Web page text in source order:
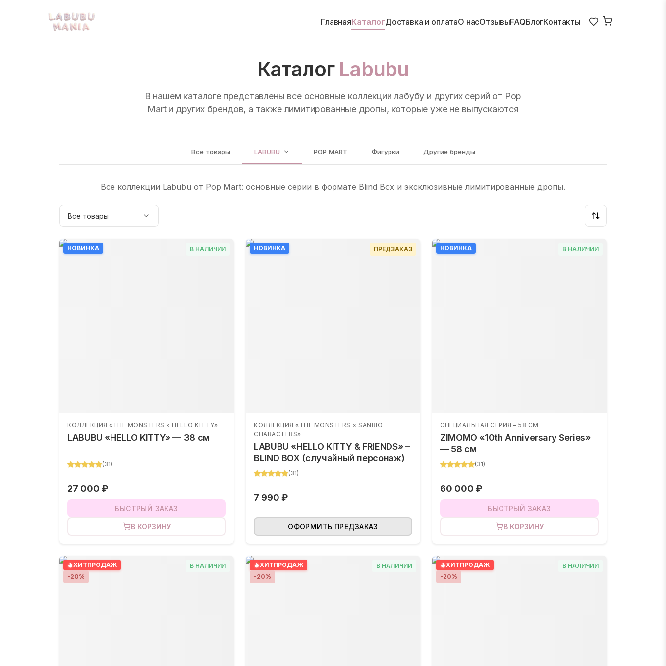
ГлавнаяКаталогДоставка и оплатаО насОтзывыFAQБлогКонтакты
Каталог Labubu
В нашем каталоге представлены все основные коллекции лабубу и других серий от Pop
Mart и других брендов, а также лимитированные дропы, которые уже не выпускаются
Все товары LABUBU POP MART Фигурки Другие бренды
Все коллекции Labubu от Pop Mart: основные серии в формате Blind Box и эксклюзивные лимитированные дропы.
Все товары
В НАЛИЧИИ
НОВИНКА
КОЛЛЕКЦИЯ «THE MONSTERS × HELLO KITTY»
LABUBU «HELLO KITTY» — 38 см
(31)
27 000 ₽
БЫСТРЫЙ ЗАКАЗ
В КОРЗИНУ
ПРЕДЗАКАЗ
НОВИНКА
КОЛЛЕКЦИЯ «THE MONSTERS × SANRIO
CHARACTERS»
LABUBU «HELLO KITTY & FRIENDS» –
BLIND BOX (случайный персонаж)
(31)
7 990 ₽
ОФОРМИТЬ ПРЕДЗАКАЗ
В НАЛИЧИИ
НОВИНКА
СПЕЦИАЛЬНАЯ СЕРИЯ – 58 СМ
ZIMOMO «10th Anniversary Series»
— 58 см
(31)
60 000 ₽
БЫСТРЫЙ ЗАКАЗ
В КОРЗИНУ
В НАЛИЧИИ
ХИТПРОДАЖ
-20%
В НАЛИЧИИ
ХИТПРОДАЖ
-20%
В НАЛИЧИИ
ХИТПРОДАЖ
-20%